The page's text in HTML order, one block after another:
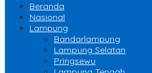
Beranda
Nasional
Lampung
Bandarlampung
Lampung Selatan
Pringsewu